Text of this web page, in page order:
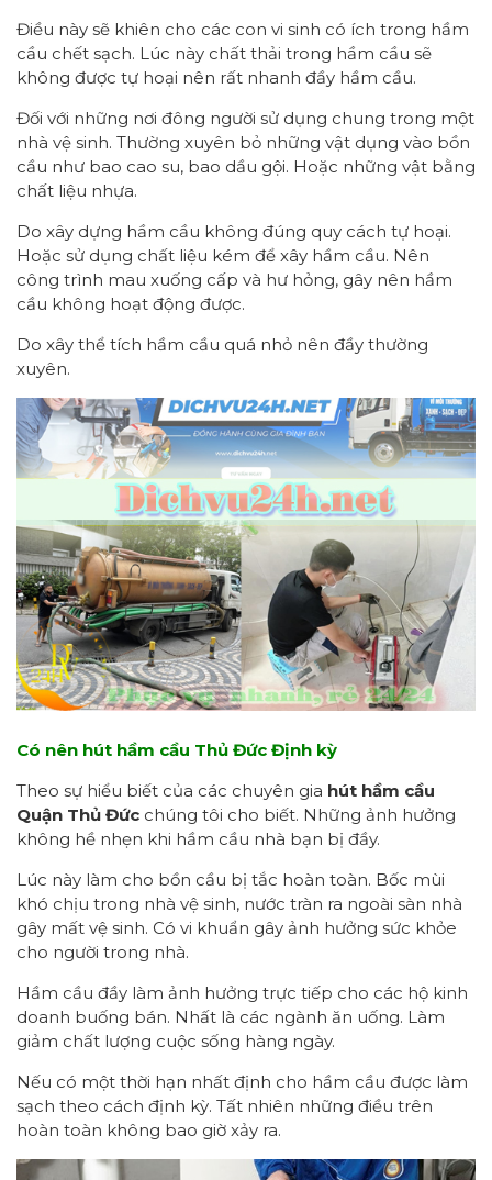
Điều này sẽ khiên cho các con vi sinh có ích trong hầm
cầu chết sạch. Lúc này chất thải trong hầm cầu sẽ
không được tự hoại nên rất nhanh đầy hầm cầu.
Đối với những nơi đông người sử dụng chung trong một
nhà vệ sinh. Thường xuyên bỏ những vật dụng vào bồn
cầu như bao cao su, bao dầu gội. Hoặc những vật bằng
chất liệu nhựa.
Do xây dựng hầm cầu không đúng quy cách tự hoại.
Hoặc sử dụng chất liệu kém để xây hầm cầu. Nên
công trình mau xuống cấp và hư hỏng, gây nên hầm
cầu không hoạt động được.
Do xây thể tích hầm cầu quá nhỏ nên đầy thường
xuyên.
Có nên hút hầm cầu Thủ Đức Định kỳ
Theo sự hiểu biết của các chuyên gia hút hầm cầu
Quận Thủ Đức chúng tôi cho biết. Những ảnh hưởng
không hề nhẹn khi hầm cầu nhà bạn bị đầy.
Lúc này làm cho bồn cầu bị tắc hoàn toàn. Bốc mùi
khó chịu trong nhà vệ sinh, nước tràn ra ngoài sàn nhà
gây mất vệ sinh. Có vi khuẩn gây ảnh hưởng sức khỏe
cho người trong nhà.
Hầm cầu đầy làm ảnh hưởng trực tiếp cho các hộ kinh
doanh buống bán. Nhất là các ngành ăn uống. Làm
giảm chất lượng cuộc sống hàng ngày.
Nếu có một thời hạn nhất định cho hầm cầu được làm
sạch theo cách định kỳ. Tất nhiên những điều trên
hoàn toàn không bao giờ xảy ra.